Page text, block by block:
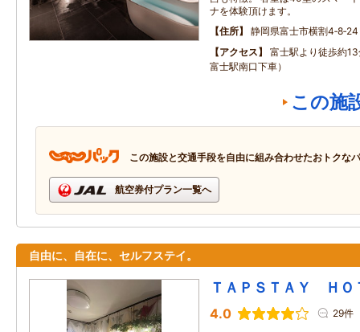
ナを体験頂けます。
住所
静岡県富士市横割4‐8‐24
アクセス
富士駅より徒歩約
富士駅南口下車）
この施
この施設と交通手段を自由に組み合わせたおトクな
航空券付プラン一覧へ
自由に、自在に、セルフステイ。
ＴＡＰＳＴＡＹ ＨＯ
4.0 29件